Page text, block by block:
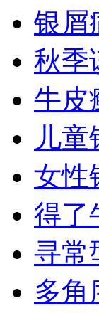
银屑
秋季
牛皮
儿
女性
得了
寻常
多角